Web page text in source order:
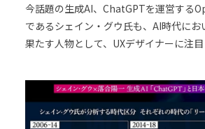
今話題の生成AI、ChatGPTを運営する
であるシェイン・グウ氏も、AI時代にお
果たす人物として、UXデザイナーに注目